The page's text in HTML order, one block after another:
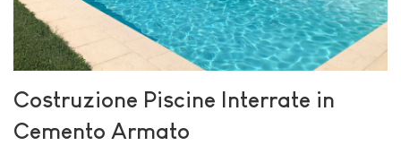
Costruzione Piscine Interrate in
Cemento Armato